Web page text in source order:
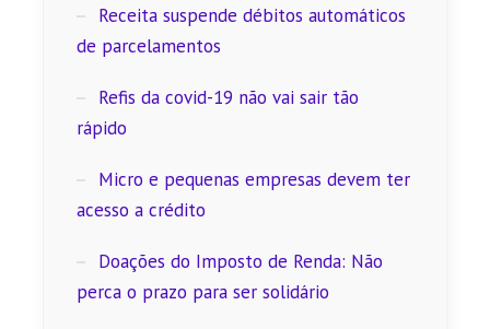
Receita suspende débitos automáticos
de parcelamentos
Refis da covid-19 não vai sair tão
rápido
Micro e pequenas empresas devem ter
acesso a crédito
Doações do Imposto de Renda: Não
perca o prazo para ser solidário